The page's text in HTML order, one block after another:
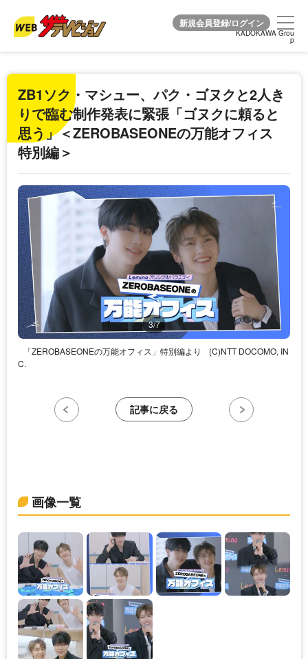
KADOKAWA Grou
p
KADOKAWA Grou
p
ZB1ソク・マシュー、パク・ゴヌクと2人き
りで臨む制作発表に緊張「ゴヌクに頼ると
思う」＜ZEROBASEONEの万能オフィス
特別編＞
3/7
「ZEROBASEONEの万能オフィス」特別編より
(C)NTT DOCOMO, IN
C.
記事に戻る
画像一覧